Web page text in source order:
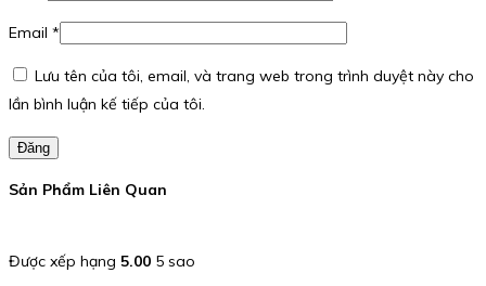
Email *
Lưu tên của tôi, email, và trang web trong trình duyệt này cho
lần bình luận kế tiếp của tôi.
Đăng
Sản Phẩm Liên Quan
Được xếp hạng 5.00 5 sao